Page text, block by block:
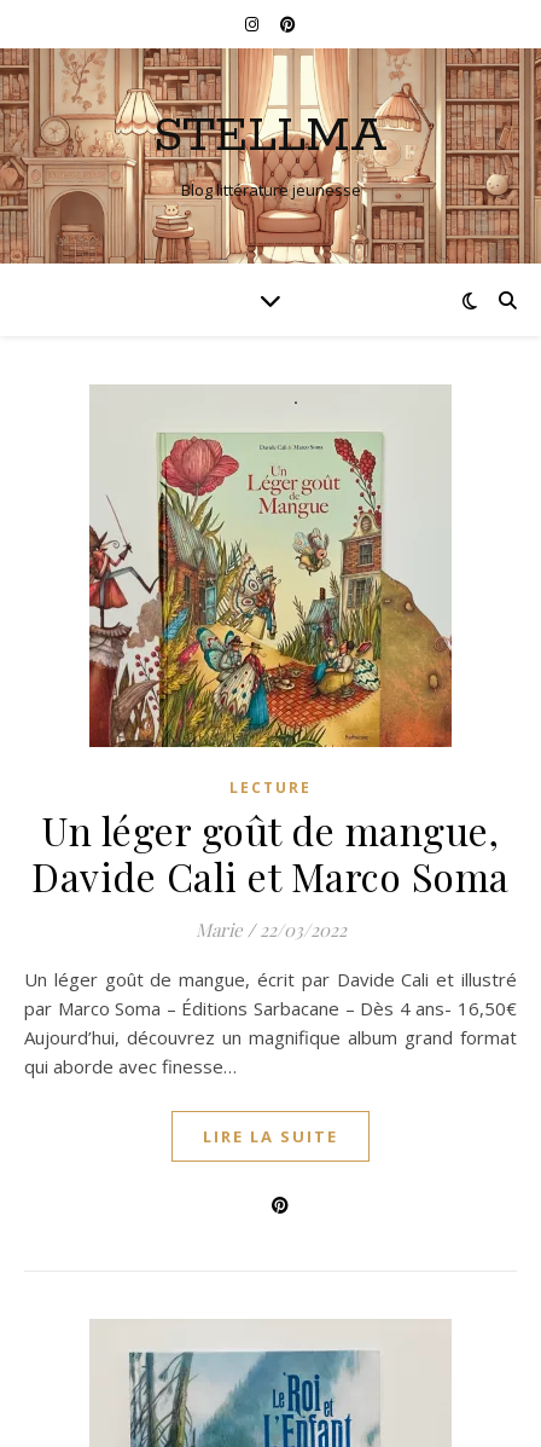
STELLMA
Blog littérature jeunesse
LECTURE
Un léger goût de mangue,
Davide Cali et Marco Soma
Marie / 22/03/2022
Un léger goût de mangue, écrit par Davide Cali et illustré
par Marco Soma – Éditions Sarbacane – Dès 4 ans- 16,50€
Aujourd’hui, découvrez un magnifique album grand format
qui aborde avec finesse…
LIRE LA SUITE